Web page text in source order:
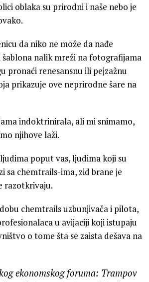
oblaka su prirodni i naše nebo je
da niko ne može da nađe
nalik mreži na fotografijama
pronaći renesansnu ili pejzažnu
prikazuje ove neprirodne šare na
indoktrinirala, ali mi snimamo,
njihove laži.
poput vas, ljudima koji su
sa chemtrails-ima, zid brane je
razotkrivaju.
chemtrails uzbunjivača i pilota,
u avijaciji koji istupaju
o tome šta se zaista dešava na
ekonomskog foruma: Trampov